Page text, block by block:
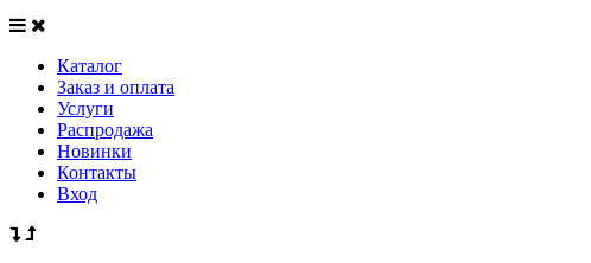
Каталог
Заказ и оплата
Услуги
Распродажа
Новинки
Контакты
Вход